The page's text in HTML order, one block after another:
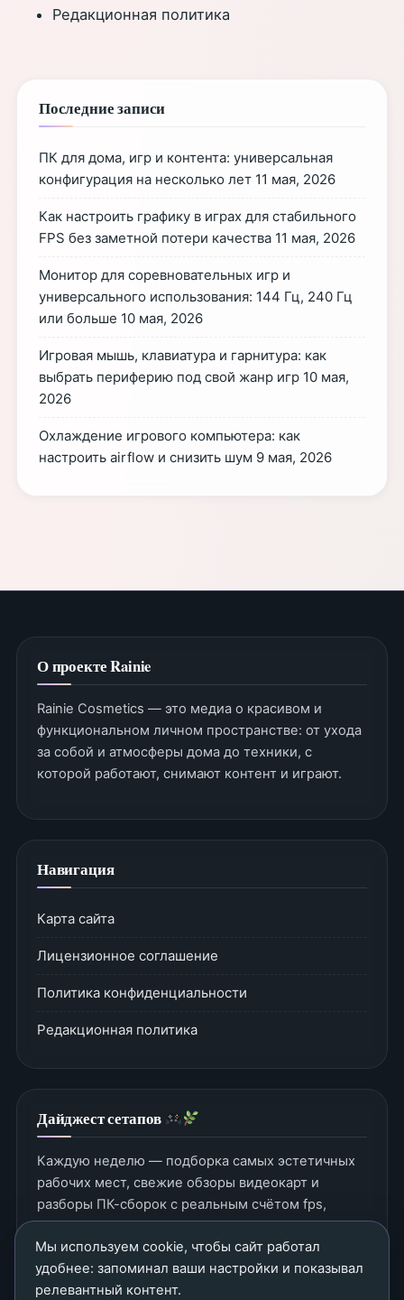
Редакционная политика
Последние записи
ПК для дома, игр и контента: универсальная
конфигурация на несколько лет 11 мая, 2026
Как настроить графику в играх для стабильного
FPS без заметной потери качества 11 мая, 2026
Монитор для соревновательных игр и
универсального использования: 144 Гц, 240 Гц
или больше 10 мая, 2026
Игровая мышь, клавиатура и гарнитура: как
выбрать периферию под свой жанр игр 10 мая,
2026
Охлаждение игрового компьютера: как
настроить airflow и снизить шум 9 мая, 2026
О проекте Rainie
Rainie Cosmetics — это медиа о красивом и
функциональном личном пространстве: от ухода
за собой и атмосферы дома до техники, с
которой работают, снимают контент и играют.
Навигация
Карта сайта
Лицензионное соглашение
Политика конфиденциальности
Редакционная политика
Дайджест сетапов
Каждую неделю — подборка самых эстетичных
рабочих мест, свежие обзоры видеокарт и
разборы ПК-сборок с реальным счётом fps,
шумом и эстетикой.
Мы используем cookie, чтобы сайт работал
удобнее: запоминал ваши настройки и показывал
релевантный контент.